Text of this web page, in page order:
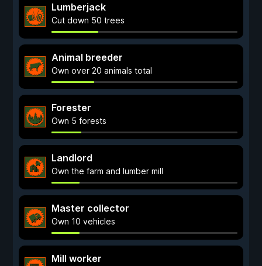
Lumberjack
Cut down 50 trees
Animal breeder
Own over 20 animals total
Forester
Own 5 forests
Landlord
Own the farm and lumber mill
Master collector
Own 10 vehicles
Mill worker